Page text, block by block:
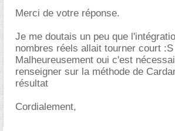
Merci de votre réponse.
Je me doutais un peu que
nombres réels allait tourner court :S
Malheureusement oui c'est
renseigner sur la méthode de
résultat
Cordialement,